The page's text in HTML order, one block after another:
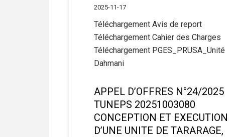
2025-11-17
Téléchargement Avis de report
Téléchargement Cahier des Charges
Téléchargement PGES_PRUSA_Unité
Dahmani
APPEL D’OFFRES N°24/2025
TUNEPS 20251003080
CONCEPTION ET EXECUTION
D’UNE UNITE DE TARARAGE,